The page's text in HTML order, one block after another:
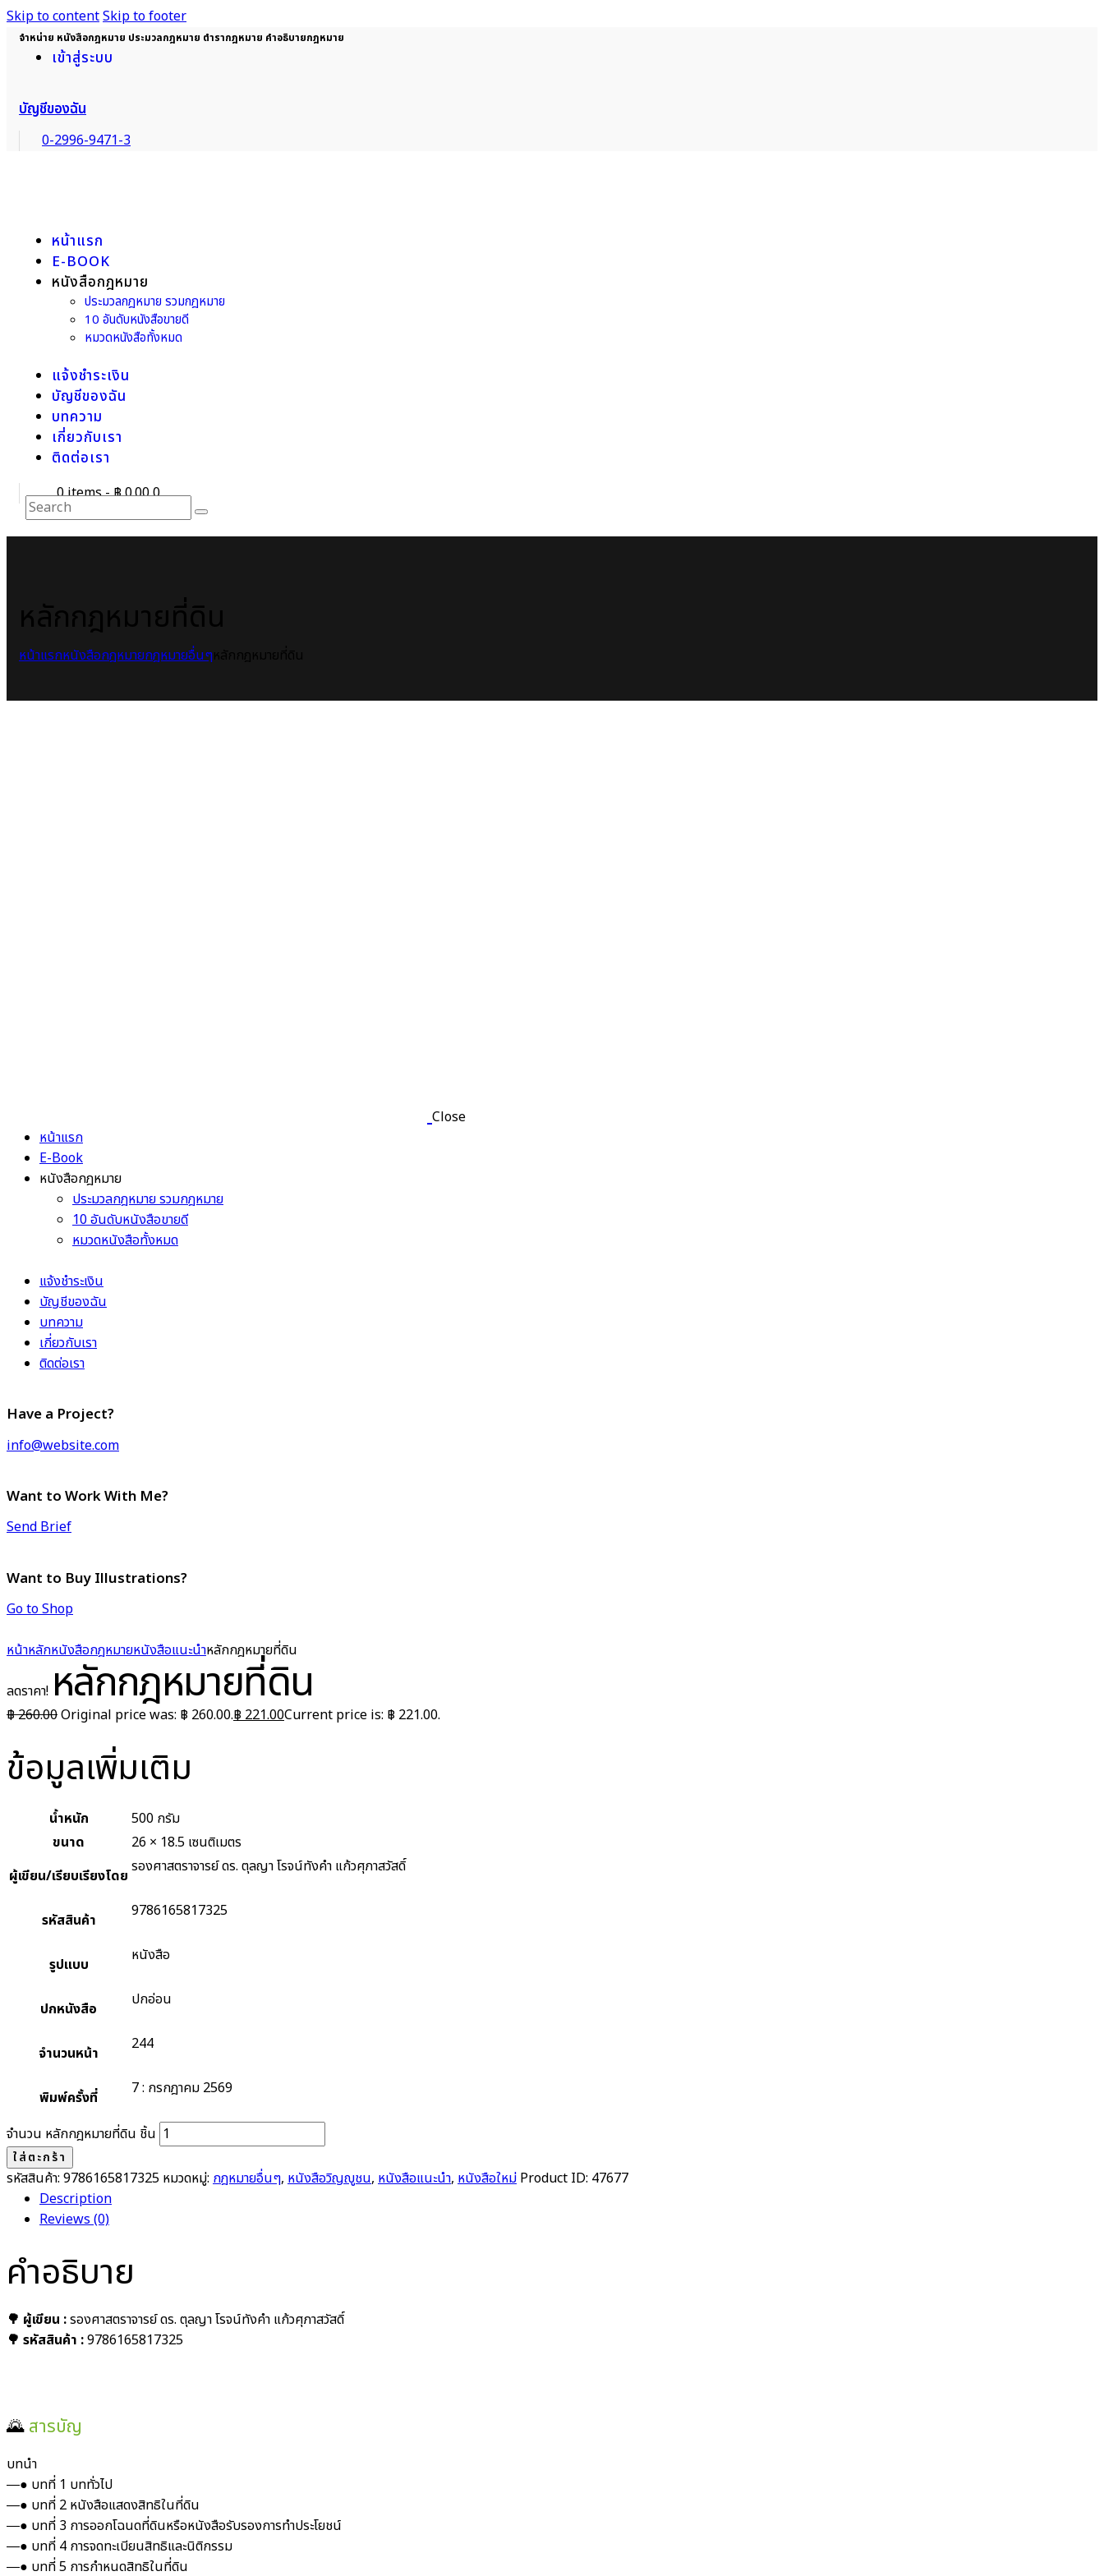
Skip to contentSkip to footer
จำหน่าย หนังสือกฎหมาย ประมวลกฎหมาย ตำรากฎหมาย คำอธิบายกฎหมาย
เข้าสู่ระบบ
บัญชีของฉัน
0-2996-9471-3
หน้าแรก
E-BOOK
หนังสือกฎหมาย
ประมวลกฎหมาย รวมกฎหมาย
10 อันดับหนังสือขายดี
หมวดหนังสือทั้งหมด
แจ้งชำระเงิน
บัญชีของฉัน
บทความ
เกี่ยวกับเรา
ติดต่อเรา
0 items-฿ 0.000
หน้าแรกหนังสือกฎหมายกฎหมายอื่นๆ
Close
หน้าแรก
E-Book
หนังสือกฎหมาย
ประมวลกฎหมาย รวมกฎหมาย
10 อันดับหนังสือขายดี
หมวดหนังสือทั้งหมด
แจ้งชำระเงิน
บัญชีของฉัน
บทความ
เกี่ยวกับเรา
ติดต่อเรา
Have a Project?
info@website.com
Want to Work With Me?
Send Brief
Want to Buy Illustrations?
Go to Shop
หน้าหลักหนังสือกฎหมายหนังสือแนะนำหลักกฎหมายที่ดิน
ลดราคา! หลักกฎหมายที่ดิน
฿260.00Original price was: ฿ 260.00.฿221.00Current price is: ฿ 221.00.
ข้อมูลเพิ่มเติม
น้ำหนัก
500 กรัม
ขนาด
26 × 18.5 เซนติเมตร
ผู้เขียน/เรียบเรียงโดย รองศาสตราจารย์ ดร. ตุลญา โรจน์ทังคำ แก้วศุภาสวัสดิ์
รหัสสินค้า 9786165817325
รูปแบบ หนังสือ
ปกหนังสือ ปกอ่อน
จำนวนหน้า 244
พิมพ์ครั้งที่ 7 : กรกฎาคม 2569
จำนวน หลักกฎหมายที่ดิน ชิ้น
ใส่ตะกร้า
รหัสสินค้า: 9786165817325 หมวดหมู่: กฎหมายอื่นๆ, หนังสือวิญญูชน, หนังสือแนะนำ, หนังสือใหม่ Product ID: 47677
Description
Reviews (0)
คำอธิบาย
🌳 ผู้เขียน :รองศาสตราจารย์ ดร. ตุลญา โรจน์ทังคำ แก้วศุภาสวัสดิ์
🌳 รหัสสินค้า :9786165817325
🌄สารบัญ
บทนำ
―● บทที่ 1 บททั่วไป
―● บทที่ 2 หนังสือแสดงสิทธิในที่ดิน
―● บทที่ 3 การออกโฉนดที่ดินหรือหนังสือรับรองการทำประโยชน์
―● บทที่ 4 การจดทะเบียนสิทธิและนิติกรรม
―● บทที่ 5 การกำหนดสิทธิในที่ดิน